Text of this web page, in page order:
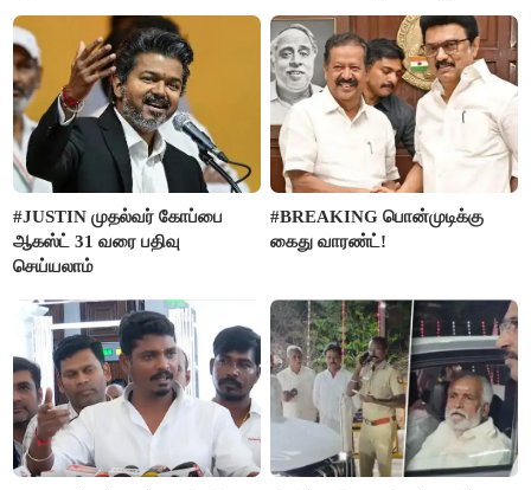
#JUSTIN முதல்வர் கோப்பை
ஆகஸ்ட் 31 வரை பதிவு
செய்யலாம்
#BREAKING பொன்முடிக்கு
கைது வாரண்ட்!